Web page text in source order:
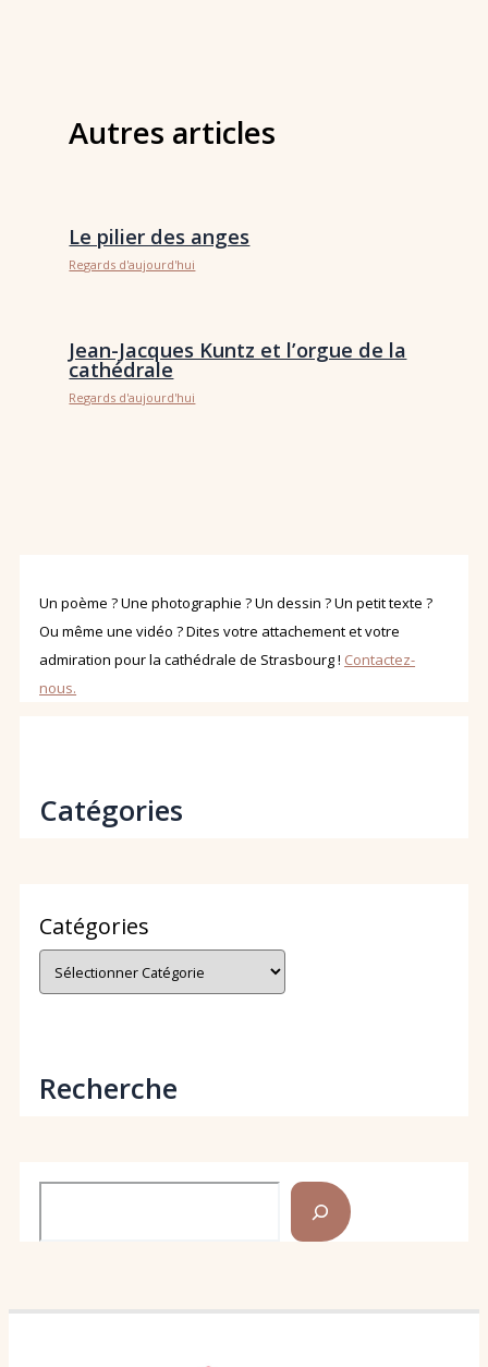
Autres articles
Le pilier des anges
Regards d'aujourd'hui
Jean-Jacques Kuntz et l’orgue de la
cathédrale
Regards d'aujourd'hui
Un poème ? Une photographie ? Un dessin ? Un petit texte ?
Ou même une vidéo ? Dites votre attachement et votre
admiration pour la cathédrale de Strasbourg ! Contactez-
nous.
Catégories
Catégories
Recherche